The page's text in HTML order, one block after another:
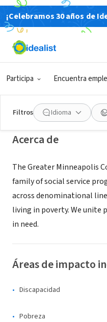
¡Celebramos 30 años de
Participa Encuentra
Filtros Idioma
ORGANIZACIÓN SIN FIN
Greater
Churches
Minneapolis, MN|
Acerca de
The Greater Minneapolis
family of social service
across denominational
living in poverty. We unite
in need.
Áreas de impacto
Discapacidad
Pobreza